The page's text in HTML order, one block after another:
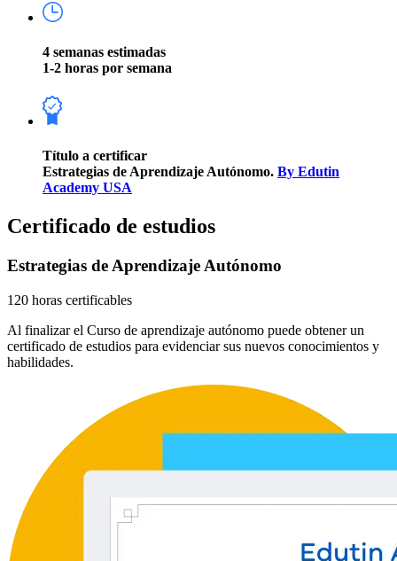
4 semanas estimadas
1-2 horas por semana
Título a certificar
Estrategias de Aprendizaje Autónomo. By Edutin
Academy USA
Certificado de estudios
Estrategias de Aprendizaje Autónomo
120 horas certificables
Al finalizar el Curso de aprendizaje autónomo puede obtener un
certificado de estudios para evidenciar sus nuevos conocimientos y
habilidades.